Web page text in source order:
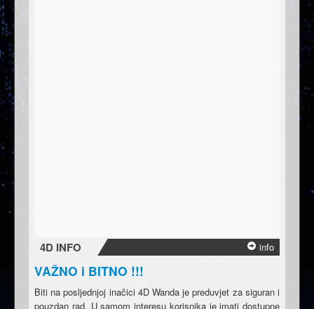
4D INFO info
VAŽNO i BITNO !!!
Biti na posljednjoj inačici 4D Wanda je preduvjet za siguran i
pouzdan rad. U samom interesu korisnika je imati dostupne